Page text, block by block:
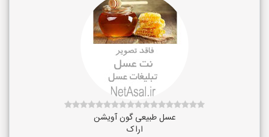
عسل طبیعی گون آویشن
اراک